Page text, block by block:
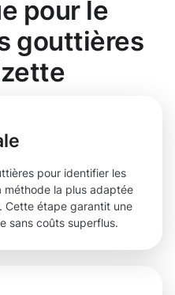
pour le
gouttières
pour identifier les
la plus adaptée
Cette étape garantit une
sans coûts superflus.